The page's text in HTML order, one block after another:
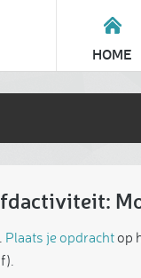
HOME
Plaats je opdrachtop